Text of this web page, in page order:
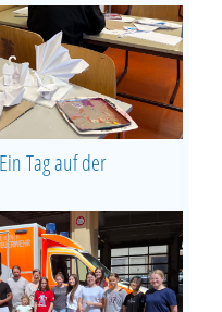
Tag auf der